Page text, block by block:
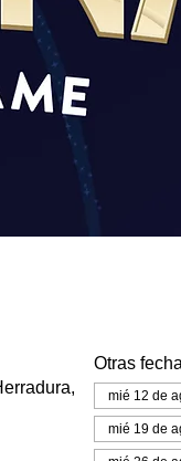
Otras
mié 12 de
mié 19 de